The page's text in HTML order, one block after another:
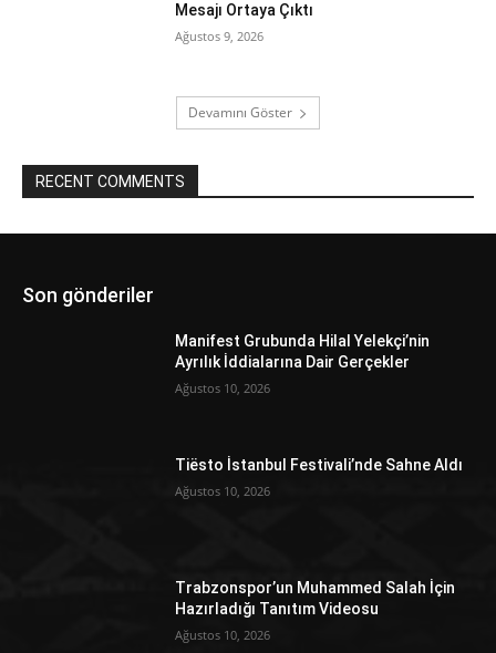
Mesajı Ortaya Çıktı
Ağustos 9, 2026
Devamını Göster
RECENT COMMENTS
Son gönderiler
Manifest Grubunda Hilal Yelekçi’nin
Ayrılık İddialarına Dair Gerçekler
Ağustos 10, 2026
Tiësto İstanbul Festivali’nde Sahne Aldı
Ağustos 10, 2026
Trabzonspor’un Muhammed Salah İçin
Hazırladığı Tanıtım Videosu
Ağustos 10, 2026